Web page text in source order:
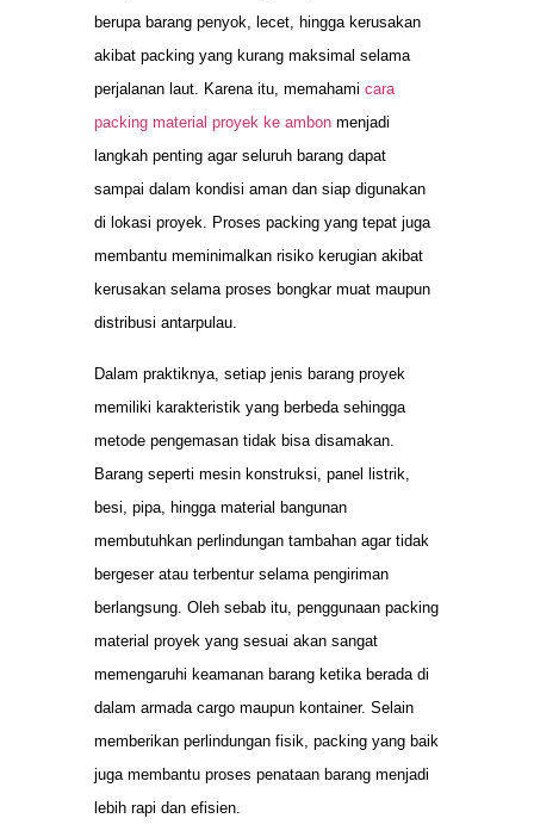
berupa barang penyok, lecet, hingga kerusakan
akibat packing yang kurang maksimal selama
perjalanan laut. Karena itu, memahami cara
packing material proyek ke ambon menjadi
langkah penting agar seluruh barang dapat
sampai dalam kondisi aman dan siap digunakan
di lokasi proyek. Proses packing yang tepat juga
membantu meminimalkan risiko kerugian akibat
kerusakan selama proses bongkar muat maupun
distribusi antarpulau.
Dalam praktiknya, setiap jenis barang proyek
memiliki karakteristik yang berbeda sehingga
metode pengemasan tidak bisa disamakan.
Barang seperti mesin konstruksi, panel listrik,
besi, pipa, hingga material bangunan
membutuhkan perlindungan tambahan agar tidak
bergeser atau terbentur selama pengiriman
berlangsung. Oleh sebab itu, penggunaan packing
material proyek yang sesuai akan sangat
memengaruhi keamanan barang ketika berada di
dalam armada cargo maupun kontainer. Selain
memberikan perlindungan fisik, packing yang baik
juga membantu proses penataan barang menjadi
lebih rapi dan efisien.